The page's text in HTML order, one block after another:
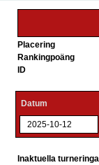
Placering
Rankingpoäng
ID
Datum
2025-10-12
Inaktuella